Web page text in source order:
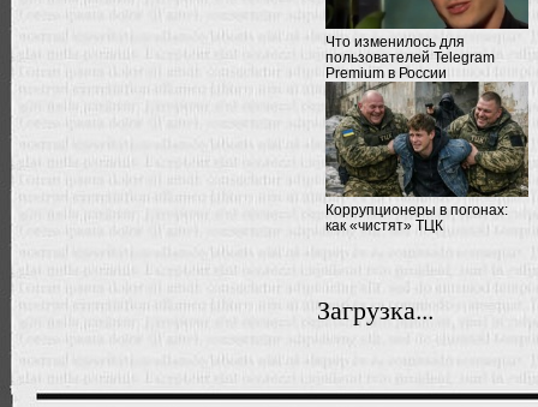
Что изменилось для
пользователей Telegram
Premium в России
Коррупционеры в погонах:
как «чистят» ТЦК
Загрузка...